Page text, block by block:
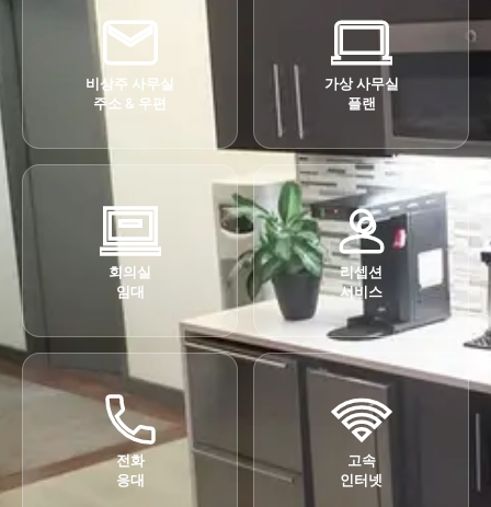
비상주 사무실
주소 & 우편
가상 사무실
플랜
회의실
임대
리셉션
서비스
전화
응대
고속
인터넷